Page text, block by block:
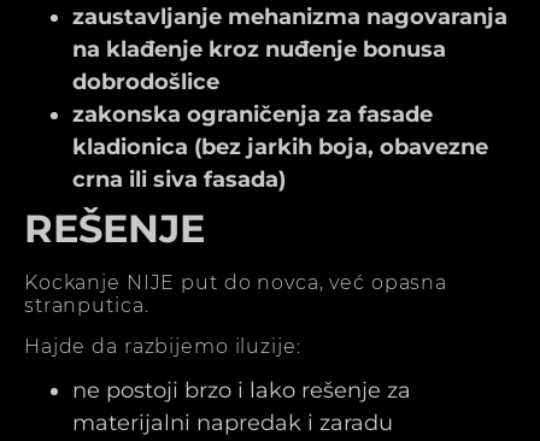
zaustavljanje mehanizma nagovaranja
na klađenje kroz nuđenje bonusa
dobrodošlice
zakonska ograničenja za fasade
kladionica (bez jarkih boja, obavezne
crna ili siva fasada)
REŠENJE
Kockanje NIJE put do novca, već opasna
stranputica.
Hajde da razbijemo iluzije:
ne postoji brzo i lako rešenje za
materijalni napredak i zaradu